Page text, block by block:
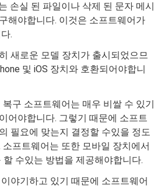
손실 된 파일이나 삭제 된 문자 메시
해야합니다. 이것은 소프트웨어가
.
새로운 모델 장치가 출시되었으므
및 iOS 장치와 호환되어야합니
복구 소프트웨어는 매우 비쌀 수 있기
어야합니다. 그렇기 때문에 소프트
필요에 맞는지 결정할 수있을 정도
프트웨어는 또한 모바일 장치에서
수있는 방법을 제공해야합니다.
야기하고 있기 때문에 소프트웨어